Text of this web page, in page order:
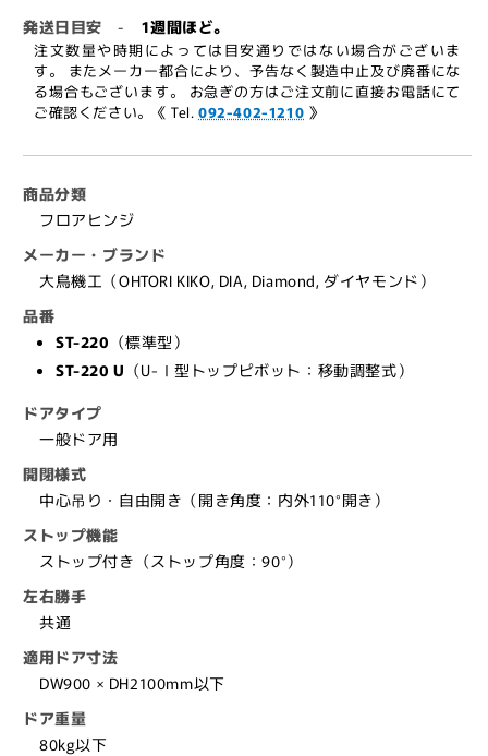
機
フ
ロ
ン
ジ
ST-
220
【ス
ト
ッ
プ
き,
中
心
吊
り・
自
開
き
（内
外
110°
開
機
工
フ
ロ
ST-
220
【ス
ッ
プ
吊
自
外
発送日目安 -1週間ほど。
注文数量や時期によっては目安通りではない場合がございま
す。 またメーカー都合により、予告なく製造中止及び廃番にな
る場合もございます。 お急ぎの方はご注文前に直接お電話にて
ご確認ください。《 Tel. 092-402-1210 》
商品分類
フロアヒンジ
メーカー・ブランド
大鳥機工（OHTORI KIKO, DIA, Diamond, ダイヤモンド）
品番
ST-220 （標準型）
ST-220 U （U-Ⅰ型トップピボット：移動調整式）
ドアタイプ
一般ドア用
開閉様式
中心吊り・自由開き（開き角度：内外110°開き）
ストップ機能
ストップ付き（ストップ角度：90°）
左右勝手
共通
適用ドア寸法
DW900 × DH2100mm以下
ドア重量
80kg以下